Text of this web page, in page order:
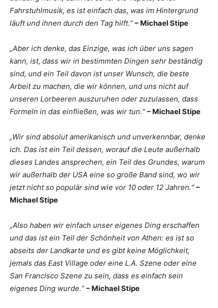
Fahrstuhlmusik, es ist einfach das, was im Hintergrund
läuft und ihnen durch den Tag hilft.“ – Michael Stipe
„Aber ich denke, das Einzige, was ich über uns sagen
kann, ist, dass wir in bestimmten Dingen sehr beständig
sind, und ein Teil davon ist unser Wunsch, die beste
Arbeit zu machen, die wir können, und uns nicht auf
unseren Lorbeeren auszuruhen oder zuzulassen, dass
Formeln in das einfließen, was wir tun.“– Michael Stipe
„Wir sind absolut amerikanisch und unverkennbar, denke
ich. Das ist ein Teil dessen, worauf die Leute außerhalb
dieses Landes ansprechen, ein Teil des Grundes, warum
wir außerhalb der USA eine so große Band sind, wo wir
jetzt nicht so populär sind wie vor 10 oder 12 Jahren.“–
Michael Stipe
„Also haben wir einfach unser eigenes Ding erschaffen
und das ist ein Teil der Schönheit von Athen: es ist so
abseits der Landkarte und es gibt keine Möglichkeit,
jemals das East Village oder eine L.A. Szene oder eine
San Francisco Szene zu sein, dass es einfach sein
eigenes Ding wurde.“– Michael Stipe